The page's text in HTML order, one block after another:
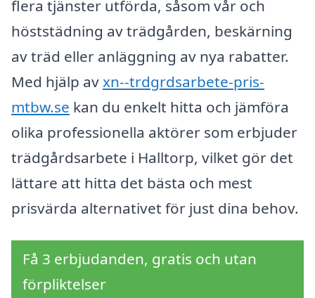
flera tjänster utförda, såsom vår och
höststädning av trädgården, beskärning
av träd eller anläggning av nya rabatter.
Med hjälp avxn--trdgrdsarbete-pris-
mtbw.se kan du enkelt hitta och jämföra
olika professionella aktörer som erbjuder
trädgårdsarbete i Halltorp, vilket gör det
lättare att hitta det bästa och mest
prisvärda alternativet för just dina behov.
Få 3 erbjudanden, gratis och utan
förpliktelser